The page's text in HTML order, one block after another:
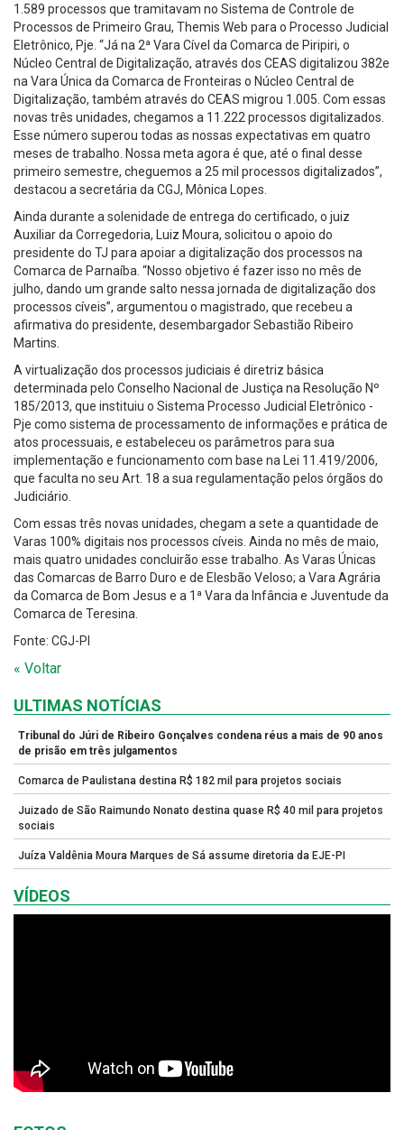
1.589 processos que tramitavam no Sistema de Controle de
Processos de Primeiro Grau, Themis Web para o Processo Judicial
Eletrônico, Pje. “Já na 2ª Vara Cível da Comarca de Piripiri, o
Núcleo Central de Digitalização, através dos CEAS digitalizou 382e
na Vara Única da Comarca de Fronteiras o Núcleo Central de
Digitalização, também através do CEAS migrou 1.005. Com essas
novas três unidades, chegamos a 11.222 processos digitalizados.
Esse número superou todas as nossas expectativas em quatro
meses de trabalho. Nossa meta agora é que, até o final desse
primeiro semestre, cheguemos a 25 mil processos digitalizados”,
destacou a secretária da CGJ, Mônica Lopes.
Ainda durante a solenidade de entrega do certificado, o juiz
Auxiliar da Corregedoria, Luiz Moura, solicitou o apoio do
presidente do TJ para apoiar a digitalização dos processos na
Comarca de Parnaíba. “Nosso objetivo é fazer isso no mês de
julho, dando um grande salto nessa jornada de digitalização dos
processos cíveis”, argumentou o magistrado, que recebeu a
afirmativa do presidente, desembargador Sebastião Ribeiro
Martins.
A virtualização dos processos judiciais é diretriz básica
determinada pelo Conselho Nacional de Justiça na Resolução Nº
185/2013, que instituiu o Sistema Processo Judicial Eletrônico -
Pje como sistema de processamento de informações e prática de
atos processuais, e estabeleceu os parâmetros para sua
implementação e funcionamento com base na Lei 11.419/2006,
que faculta no seu Art. 18 a sua regulamentação pelos órgãos do
Judiciário.
Com essas três novas unidades, chegam a sete a quantidade de
Varas 100% digitais nos processos cíveis. Ainda no mês de maio,
mais quatro unidades concluirão esse trabalho. As Varas Únicas
das Comarcas de Barro Duro e de Elesbão Veloso; a Vara Agrária
da Comarca de Bom Jesus e a 1ª Vara da Infância e Juventude da
Comarca de Teresina.
Fonte: CGJ-PI
« Voltar
ULTIMAS NOTÍCIAS
Tribunal do Júri de Ribeiro Gonçalves condena réus a mais de 90 anos
de prisão em três julgamentos
Comarca de Paulistana destina R$ 182 mil para projetos sociais
Juizado de São Raimundo Nonato destina quase R$ 40 mil para projetos
sociais
Juíza Valdênia Moura Marques de Sá assume diretoria da EJE-PI
VÍDEOS